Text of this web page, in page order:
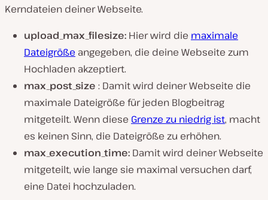
Kerndateien deiner Webseite.
upload_max_filesize: Hier wird die maximale
Dateigröße angegeben, die deine Webseite zum
Hochladen akzeptiert.
max_post_size : Damit wird deiner Webseite die
maximale Dateigröße für jeden Blogbeitrag
mitgeteilt. Wenn diese Grenze zu niedrig ist, macht
es keinen Sinn, die Dateigröße zu erhöhen.
max_execution_time: Damit wird deiner Webseite
mitgeteilt, wie lange sie maximal versuchen darf,
eine Datei hochzuladen.